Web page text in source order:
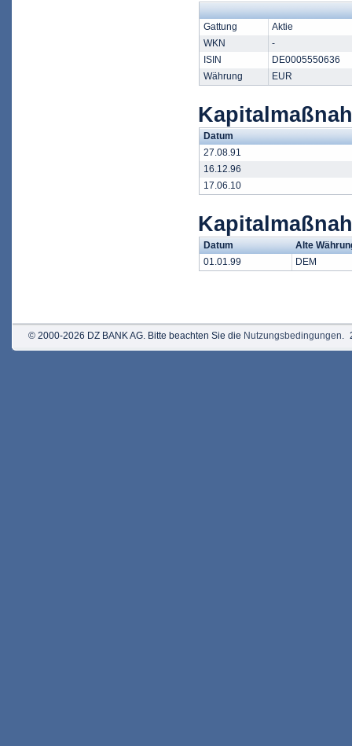
Gattung
Aktie
WKN
-
ISIN
DE0005550636
Währung
EUR
Datum
27.08.91
16.12.96
17.06.10
Datum
Alte
01.01.99
DEM
© 2000-2026 DZ BANK AG. Bitte beachten Sie die Nutzungsbedingungen.